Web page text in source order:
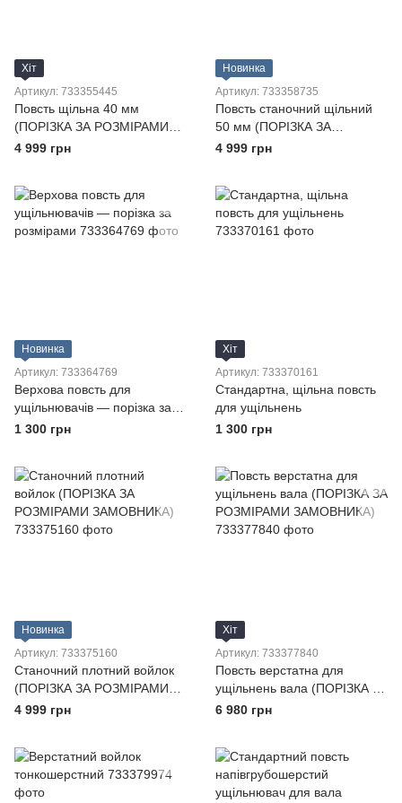
Хіт
Артикул: 733355445
Повсть щільна 40 мм
(ПОРІЗКА ЗА РОЗМІРАМИ
ЗАМОВНИКА)
4 999 грн
Новинка
Артикул: 733358735
Повсть станочний щільний
50 мм (ПОРІЗКА ЗА
РОЗМІРАМИ ЗАМОВНИКА)
4 999 грн
Новинка
Артикул: 733364769
Верхова повсть для
ущільнювачів — порізка за
розмірами
1 300 грн
Хіт
Артикул: 733370161
Стандартна, щільна повсть
для ущільнень
1 300 грн
Новинка
Артикул: 733375160
Станочний плотний войлок
(ПОРІЗКА ЗА РОЗМІРАМИ
ЗАМОВНИКА)
4 999 грн
Хіт
Артикул: 733377840
Повсть верстатна для
ущільнень вала (ПОРІЗКА ЗА
РОЗМІРАМИ ЗАМОВНИКА)
6 980 грн